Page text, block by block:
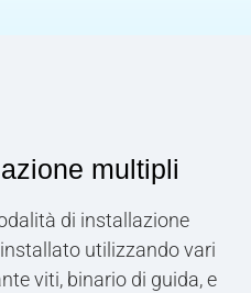
multipli
di installazione
utilizzando vari
viti, binario di guida, e